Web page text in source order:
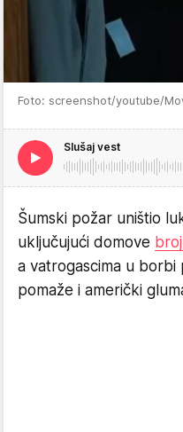
Foto: screenshot/youtube/
Slušaj vest
Šumski požar uništio
uključujući domove
a vatrogascima u borbi
pomaže i američki